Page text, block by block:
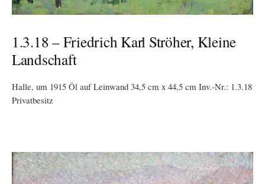
1.3.18 – Friedrich Karl Ströher, Kleine
Landschaft
Halle, um 1915 Öl auf Leinwand 34,5 cm x 44,5 cm Inv.-Nr.: 1.3.18
Privatbesitz